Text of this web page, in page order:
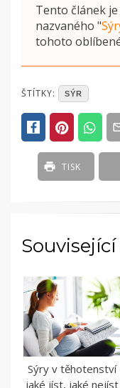
Tento článek
nazvaného "
tohoto
POSTED
ČLÁNKY
ŠTÍTKY: SÝR
TISK
Sýry v těhotenství
jaké jíst, jaké nejíst